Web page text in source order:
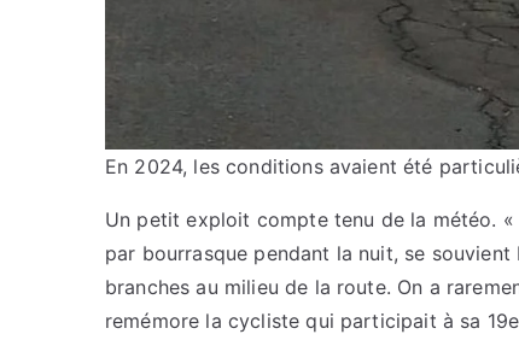
En 2024, les conditions avaient été
Un petit exploit compte tenu de la météo.
par bourrasque pendant la nuit, se
branches au milieu de la route. On a
remémore la cycliste qui participait à sa